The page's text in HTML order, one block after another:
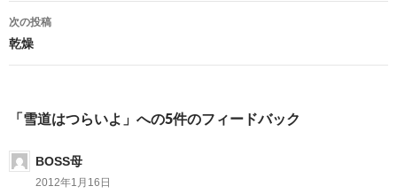
稿
ナ
ゲ
シ
次の投稿
乾燥
「雪道はつらいよ」への5件のフィードバック
BOSS母
2012年1月16日